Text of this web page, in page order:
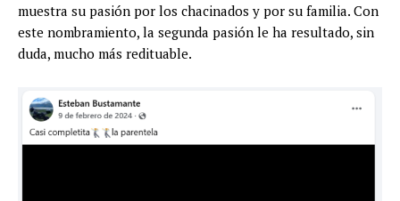
muestra su pasión por los chacinados y por su familia. Con
este nombramiento, la segunda pasión le ha resultado, sin
duda, mucho más redituable.